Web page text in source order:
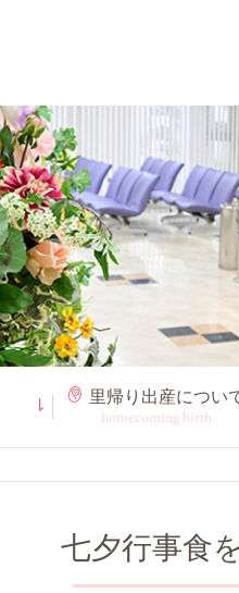
里帰り出産につい
homecoming birth
七夕行事食